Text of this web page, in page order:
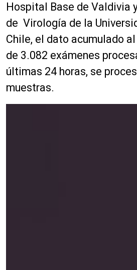
Hospital Base de Valdivia
de Virología de la
Chile, el dato acumulado
de 3.082 exámenes
últimas 24 horas, se
muestras.